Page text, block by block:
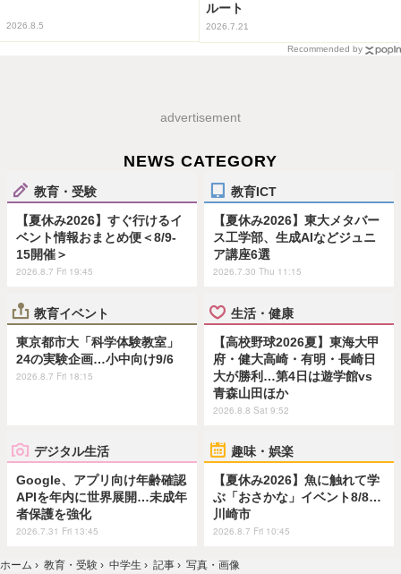
2026.8.5
ルート
2026.7.21
Recommended by
advertisement
NEWS CATEGORY
教育・受験
【夏休み2026】すぐ行けるイ
ベント情報おまとめ便＜8/9-
15開催＞
2026.8.7 Fri 19:45
教育ICT
【夏休み2026】東大メタバー
ス工学部、生成AIなどジュニ
ア講座6選
2026.7.30 Thu 11:15
教育イベント
東京都市大「科学体験教室」
24の実験企画…小中向け9/6
2026.8.7 Fri 18:15
生活・健康
【高校野球2026夏】東海大甲
府・健大高崎・有明・長崎日
大が勝利…第4日は遊学館vs
青森山田ほか
2026.8.8 Sat 9:52
デジタル生活
Google、アプリ向け年齢確認
APIを年内に世界展開…未成年
者保護を強化
2026.7.31 Fri 13:45
趣味・娯楽
【夏休み2026】魚に触れて学
ぶ「おさかな」イベント8/8…
川崎市
2026.8.7 Fri 10:45
ホーム › 教育・受験 › 中学生 › 記事 › 写真・画像